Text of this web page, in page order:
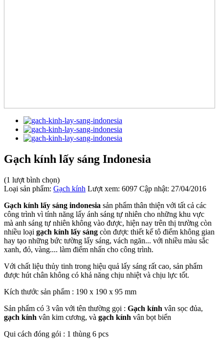
Gạch kính lấy sáng Indonesia
(1 lượt bình chọn)
Loại sản phẩm: Gạch kính Lượt xem: 6097 Cập nhật: 27/04/2016
Gạch kính lấy sáng indonesia sản phẩm thân thiện với tất cả các
công trình vì tính năng lấy ánh sáng tự nhiên cho những khu vực
mà anh sáng tự nhiên không vào được, hiện nay trên thị trường còn
nhiều loại gạch kính lấy sáng còn được thiết kế tô điểm không gian
hay tạo những bức tường lấy sáng, vách ngăn... với nhiều màu sắc
xanh, đỏ, vàng.... làm điểm nhấn cho công trình.
Với chất liệu thủy tinh trong hiệu quả lấy sáng rất cao, sản phẩm
được hút chân không có khả năng chịu nhiệt và chịu lực tốt.
Kích thước sản phẩm : 190 x 190 x 95 mm
Sản phẩm có 3 vân với tên thường gọi : Gạch kính vân sọc đủa,
gạch kính vân kim cương, và gạch kính vân bọt biển
Qui cách đóng gói : 1 thùng 6 pcs